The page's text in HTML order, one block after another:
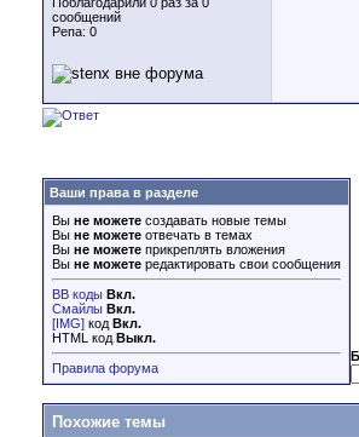
сообщений
Репа: 0
Ваши права в разделе
Вы не можете создавать новые темы
Вы не можете отвечать в темах
Вы не можете прикреплять вложения
Вы не можете редактировать свои сообщения
BB коды Вкл.
Смайлы Вкл.
[IMG] код Вкл.
HTML код Выкл.
Правила форума
Похожие темы